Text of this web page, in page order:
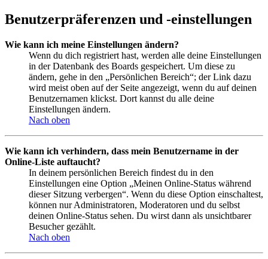
Benutzerpräferenzen und -einstellungen
Wie kann ich meine Einstellungen ändern?
Wenn du dich registriert hast, werden alle deine Einstellungen
in der Datenbank des Boards gespeichert. Um diese zu
ändern, gehe in den „Persönlichen Bereich“; der Link dazu
wird meist oben auf der Seite angezeigt, wenn du auf deinen
Benutzernamen klickst. Dort kannst du alle deine
Einstellungen ändern.
Nach oben
Wie kann ich verhindern, dass mein Benutzername in der
Online-Liste auftaucht?
In deinem persönlichen Bereich findest du in den
Einstellungen eine Option „Meinen Online-Status während
dieser Sitzung verbergen“. Wenn du diese Option einschaltest,
können nur Administratoren, Moderatoren und du selbst
deinen Online-Status sehen. Du wirst dann als unsichtbarer
Besucher gezählt.
Nach oben